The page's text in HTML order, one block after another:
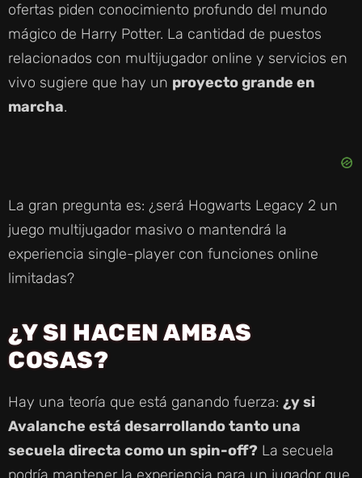
ofertas piden conocimiento profundo del mundo
mágico de Harry Potter. La cantidad de puestos
relacionados con multijugador online y servicios en
vivo sugiere que hay un proyecto grande en
marcha.
La gran pregunta es: ¿será Hogwarts Legacy 2 un
juego multijugador masivo o mantendrá la
experiencia single-player con funciones online
limitadas?
¿Y SI HACEN AMBAS
COSAS?
Hay una teoría que está ganando fuerza: ¿y si
Avalanche está desarrollando tanto una
secuela directa como un spin-off? La secuela